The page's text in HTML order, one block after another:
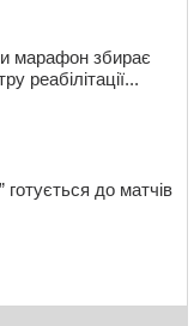
до
проводити масові
чемпіонату
2,6 га земель
дрона воїна
марафон збирає
реабілітації...
до матчів